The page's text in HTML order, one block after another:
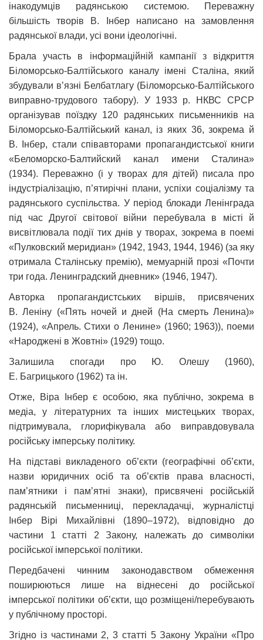
інакодумців радянською системою. Переважну
більшість творів В. Інбер написано на замовлення
радянської влади, усі вони ідеологічні.
Брала участь в інформаційній кампанії з відкриття
Біломорсько-Балтійського каналу імені Сталіна, який
збудували в’язні Белбатлагу (Біломорсько-Балтійського
виправно-трудового табору). У 1933 р. НКВС СРСР
організував поїздку 120 радянських письменників на
Біломорсько-Балтійський канал, із яких 36, зокрема й
В. Інбер, стали співавторами пропагандистської книги
«Беломорско-Балтийский канал имени Сталина»
(1934). Переважно (і у творах для дітей) писала про
індустріалізацію, п’ятирічні плани, успіхи соціалізму та
радянського суспільства. У період блокади Ленінграда
під час Другої світової війни перебувала в місті й
висвітлювала події тих днів у творах, зокрема в поемі
«Пулковский меридиан» (1942, 1943, 1944, 1946) (за яку
отримала Сталінську премію), мемуарній прозі «Почти
три года. Ленинградский дневник» (1946, 1947).
Авторка пропагандистських віршів, присвячених
В. Леніну («Пять ночей и дней (На смерть Ленина)»
(1924), «Апрель. Стихи о Ленине» (1960; 1963)), поеми
«Народжені в Жовтні» (1929) тощо.
Залишила спогади про Ю. Олешу (1960),
Е. Багрицького (1962) та ін.
Отже, Віра Інбер є особою, яка публічно, зокрема в
медіа, у літературних та інших мистецьких творах,
підтримувала, глорифікувала або виправдовувала
російську імперську політику.
На підставі викладеного об’єкти (географічні об’єкти,
назви юридичних осіб та об’єктів права власності,
пам’ятники і пам’ятні знаки), присвячені російській
радянській письменниці, перекладачці, журналістці
Інбер Вірі Михайлівні (1890–1972), відповідно до
частини 1 статті 2 Закону, належать до символіки
російської імперської політики.
Передбачені чинним законодавством обмеження
поширюються лише на віднесені до російської
імперської політики об’єкти, що розміщені/перебувають
у публічному просторі.
Згідно із частинами 2, 3 статті 5 Закону України «Про